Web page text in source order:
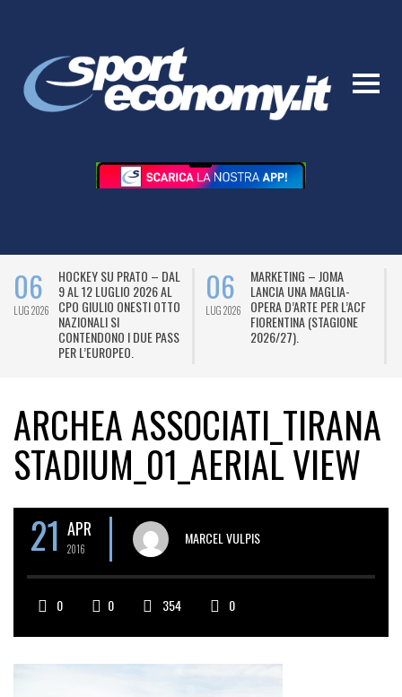
06
LUG 2026
HOCKEY SU PRATO – DAL
9 AL 12 LUGLIO 2026 AL
CPO GIULIO ONESTI OTTO
NAZIONALI SI
CONTENDONO I DUE PASS
PER L’EUROPEO.
06
LUG 2026
MARKETING – JOMA
LANCIA UNA MAGLIA-
OPERA D’ARTE PER L’ACF
FIORENTINA (STAGIONE
2026/27).
ARCHEA ASSOCIATI_TIRANA
STADIUM_01_AERIAL VIEW
21 APR
2016
MARCEL VULPIS
0 0 354 0